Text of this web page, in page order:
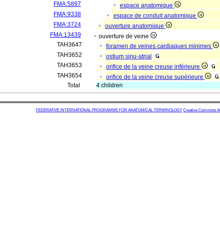
FMA:5897
espace anatomique
FMA:9338
espace de conduit anatomique
FMA:3724
ouverture anatomique
FMA:13439
ouverture de veine
TAH3647
foramen de veines cardiaques minimes
TAH3652
ostium sinu-atrial
TAH3653
orifice de la veine creuse inférieure
TAH3654
orifice de la veine creuse supérieure
Total
4 children
FEDERATIVE INTERNATIONAL PROGRAMME FOR ANATOMICAL TERMINOLOGY Creative Commons